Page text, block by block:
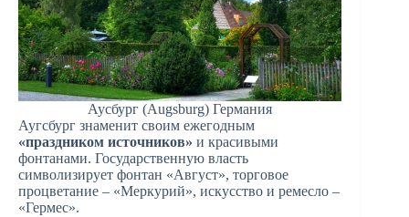
Аусбург (Augsburg) Германия
Аугсбург знаменит своим ежегодным
«праздником источников» и красивыми
фонтанами. Государственную власть
символизирует фонтан «Август», торговое
процветание – «Меркурий», искусство и ремесло –
«Гермес».